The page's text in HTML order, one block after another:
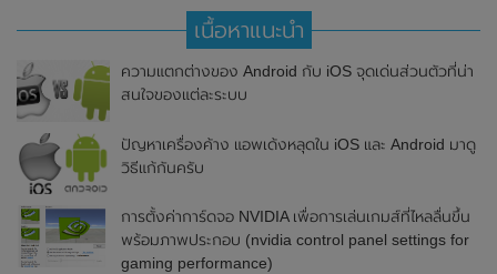
เนื้อหาแนะนำ
ความแตกต่างของ Android กับ iOS จุดเด่นส่วนตัวที่น่า
สนใจของแต่ละระบบ
ปัญหาเครื่องค้าง แอพเด้งหลุดใน iOS และ Android มาดู
วิธีแก้กันครับ
การตั้งค่าการ์ดจอ NVIDIA เพื่อการเล่นเกมส์ที่ไหลลื่นขึ้น
พร้อมภาพประกอบ (nvidia control panel settings for
gaming performance)